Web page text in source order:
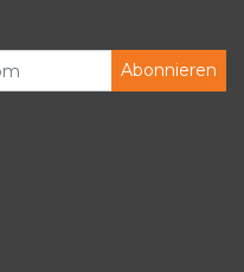
Abonnieren